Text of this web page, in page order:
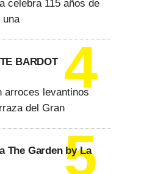
celebra 115 años de
una
BARDOT
arroces levantinos
del Gran
The Garden by La